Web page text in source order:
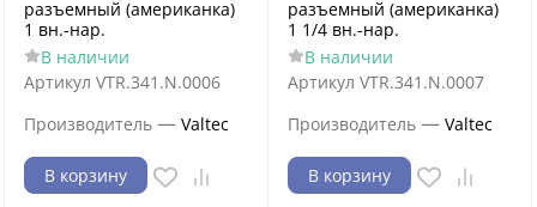
разъемный (американка)
1 вн.-нар.
В наличии
Артикул VTR.341.N.0006
Производитель — Valtec
В корзину
разъемный (американка)
1 1/4 вн.-нар.
В наличии
Артикул VTR.341.N.0007
Производитель — Valtec
В корзину